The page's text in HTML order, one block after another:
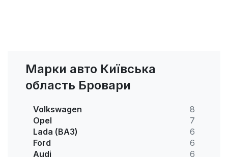
Марки авто Київська
область Бровари
Volkswagen
8
Opel
7
Lada (ВАЗ)
6
Ford
6
Audi
6